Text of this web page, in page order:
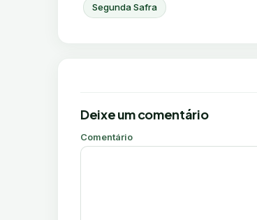
Segunda Safra
Deixe um comentário
Comentário